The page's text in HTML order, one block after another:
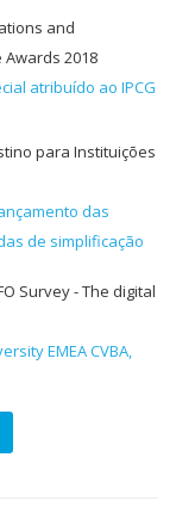
and
2018
atribuído ao IPCG
para Instituições
das
de simplificação
Survey - The digital
EMEA CVBA,